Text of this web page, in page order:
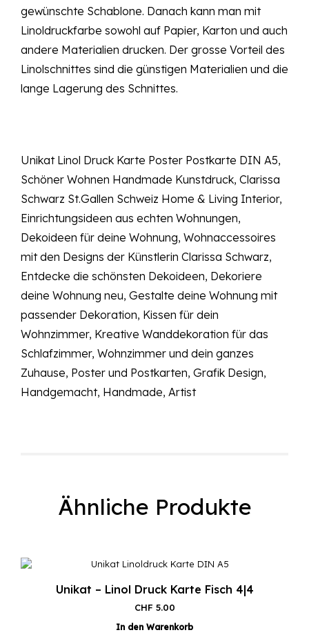
gewünschte Schablone. Danach kann man mit
Linoldruckfarbe sowohl auf Papier, Karton und auch
andere Materialien drucken. Der grosse Vorteil des
Linolschnittes sind die günstigen Materialien und die
lange Lagerung des Schnittes.
Unikat Linol Druck Karte Poster Postkarte DIN A5,
Schöner Wohnen Handmade Kunstdruck, Clarissa
Schwarz St.Gallen Schweiz Home & Living Interior,
Einrichtungsideen aus echten Wohnungen,
Dekoideen für deine Wohnung, Wohnaccessoires
mit den Designs der Künstlerin Clarissa Schwarz,
Entdecke die schönsten Dekoideen, Dekoriere
deine Wohnung neu, Gestalte deine Wohnung mit
passender Dekoration, Kissen für dein
Wohnzimmer, Kreative Wanddekoration für das
Schlafzimmer, Wohnzimmer und dein ganzes
Zuhause, Poster und Postkarten, Grafik Design,
Handgemacht, Handmade, Artist
Ähnliche Produkte
Unikat – Linol Druck Karte Fisch 4|4
CHF 5.00
In den Warenkorb